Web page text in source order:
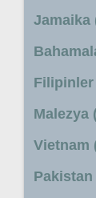
Jamaika
Malezya
Vietnam